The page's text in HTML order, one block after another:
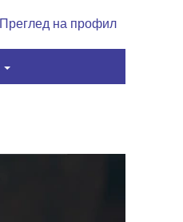
Преглед на профил